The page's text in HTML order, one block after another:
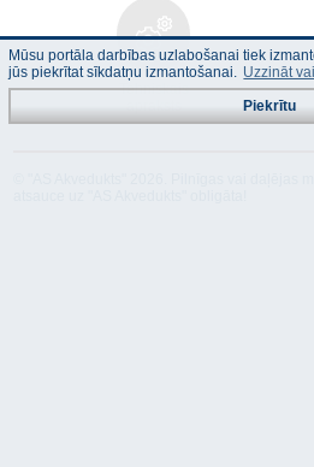
Tehniskais
Mūsu portāla darbības uzlabošanai tiek
jūs piekrītat sīkdatņu izmantošanai. Uzzināt
Piekrītu